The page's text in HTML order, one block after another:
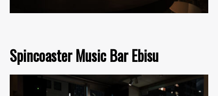
Spincoaster Music Bar Ebisu